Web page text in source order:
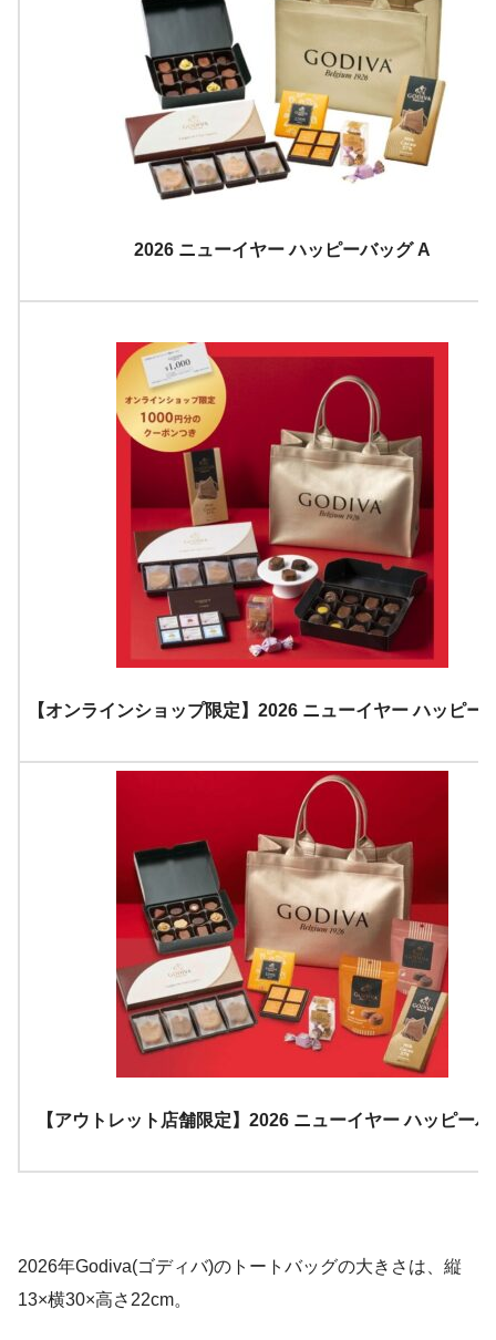
2026 ニューイヤー ハッピーバッグ A
【オンラインショップ限定】2026 ニューイヤー ハッピー
【アウトレット店舗限定】2026 ニューイヤー ハッピー
2026年Godiva(ゴディバ)のトートバッグの大きさは、縦
13×横30×高さ22cm。